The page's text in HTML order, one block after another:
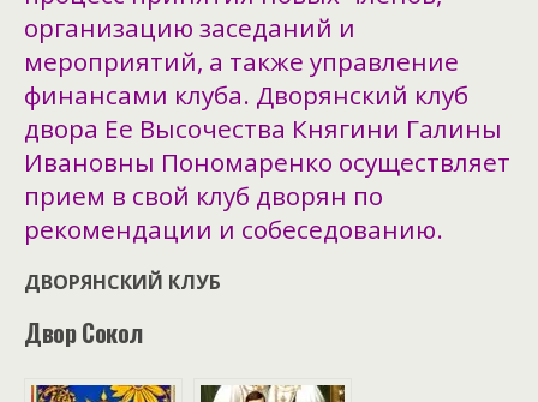
организацию заседаний и
мероприятий, а также управление
финансами клуба. Дворянский клуб
двора Ее Высочества Княгини Галины
Ивановны Пономаренко осуществляет
прием в свой клуб дворян по
рекомендации и собеседованию.
ДВОРЯНСКИЙ КЛУБ
Двор Сокол